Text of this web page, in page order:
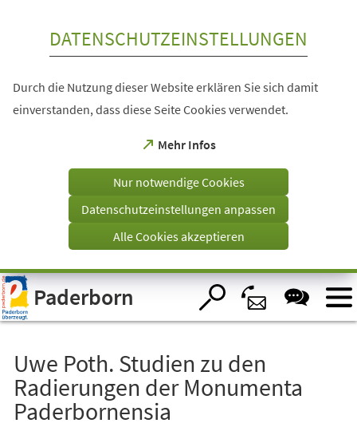
Visuelle
Assistenzsoftware
öffnen.
DATENSCHUTZEINSTELLUNGEN
Durch die Nutzung dieser Website erklären Sie sich damit
einverstanden, dass diese Seite Cookies verwendet.
Mehr Infos
(Öffnet
einem
Tab)
Nur notwendige Cookies
Datenschutzeinstellungen anpassen
Alle Cookies akzeptieren
Paderborn
Uwe Poth. Studien zu den
Radierungen der Monumenta
Paderbornensia